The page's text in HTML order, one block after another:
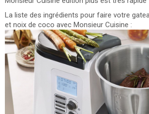
La liste des ingrédients pour faire votre
et noix de coco avec Monsieur Cuisine :